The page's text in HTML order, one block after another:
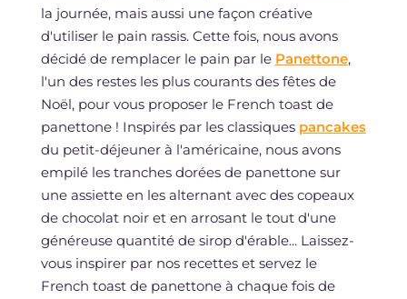
la journée, mais aussi une façon créative
d'utiliser le pain rassis. Cette fois, nous avons
décidé de remplacer le pain par le Panettone,
l'un des restes les plus courants des fêtes de
Noël, pour vous proposer le French toast de
panettone ! Inspirés par les classiques pancakes
du petit-déjeuner à l'américaine, nous avons
empilé les tranches dorées de panettone sur
une assiette en les alternant avec des copeaux
de chocolat noir et en arrosant le tout d'une
généreuse quantité de sirop d'érable... Laissez-
vous inspirer par nos recettes et servez le
French toast de panettone à chaque fois de